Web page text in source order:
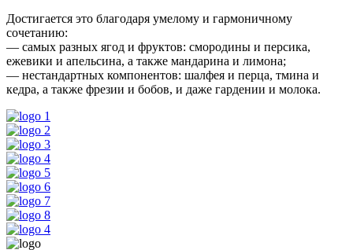
Достигается это благодаря умелому и гармоничному
сочетанию:
— самых разных ягод и фруктов: смородины и персика,
ежевики и апельсина, а также мандарина и лимона;
— нестандартных компонентов: шалфея и перца, тмина и
кедра, а также фрезии и бобов, и даже гардении и молока.